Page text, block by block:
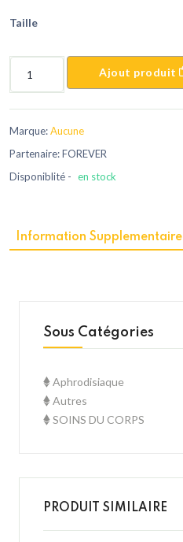
Taille
Ajout produit
Marque:Aucune
Partenaire: FOREVER
Disponiblité - en stock
Information Supplementaire
Sous Catégories
Aphrodisiaque
Autres
SOINS DU CORPS
PRODUIT SIMILAIRE